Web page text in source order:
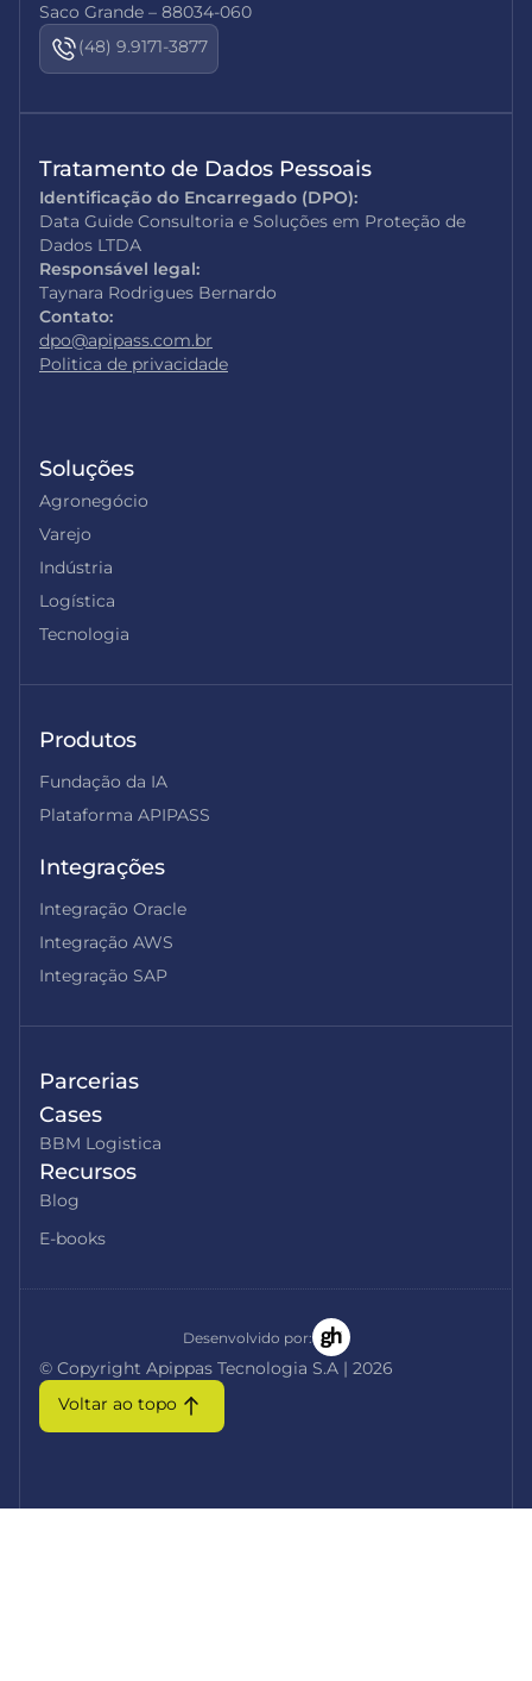
Saco Grande – 88034-060
(48) 9.9171-3877
Soluções
Agronegócio
Varejo
Indústria
Logística
Tecnologia
Produtos
Fundação da IA
Plataforma APIPASS
Integrações
Integração Oracle
Integração AWS
Integração SAP
Parcerias
Cases
BBM Logistica
Recursos
Blog
E-books
Tratamento de Dados Pessoais
Identificação do Encarregado (DPO):
Data Guide Consultoria e Soluções em Proteção de
Dados LTDA
Responsável legal:
Taynara Rodrigues Bernardo
Contato:
dpo@apipass.com.br
Politica de privacidade
Desenvolvido por:
© Copyright Apippas Tecnologia S.A | 2026
Voltar ao topo